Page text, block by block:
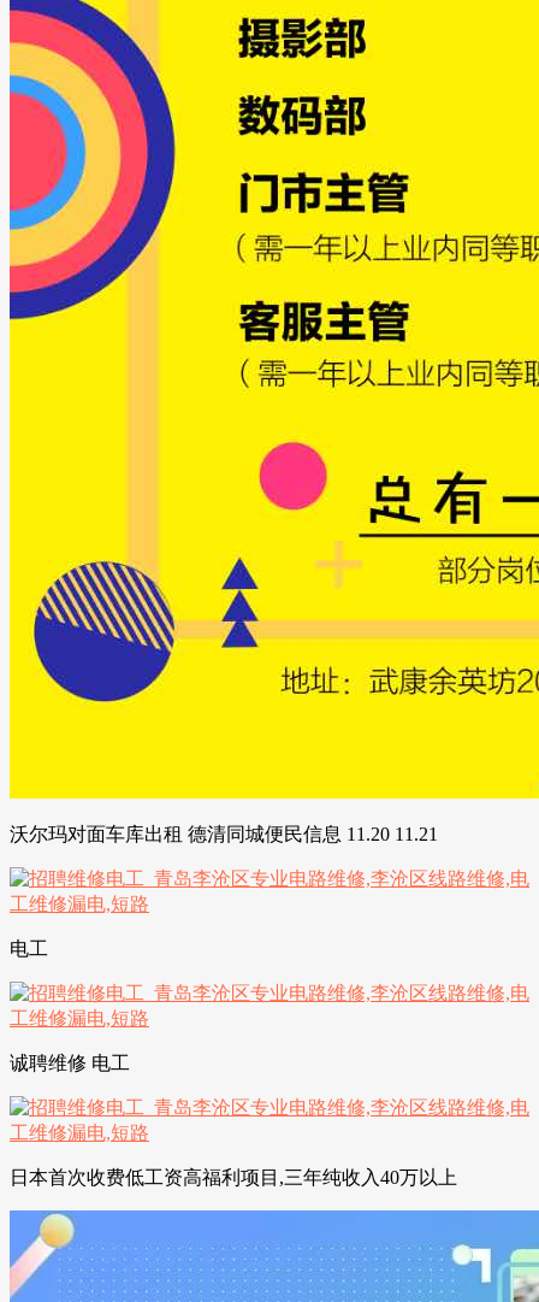
沃尔玛对面车库出租 德清同城便民信息 11.20 11.21
电工
诚聘维修 电工
日本首次收费低工资高福利项目,三年纯收入40万以上